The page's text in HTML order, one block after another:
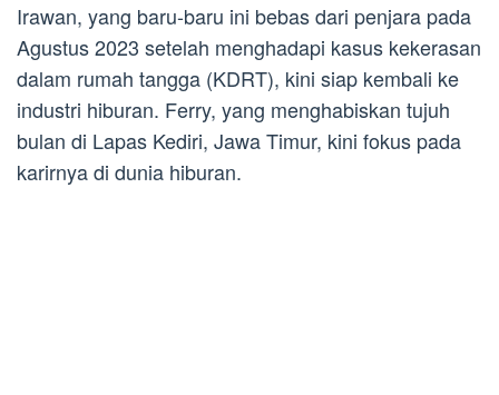
Irawan, yang baru-baru ini bebas dari penjara pada
Agustus 2023 setelah menghadapi kasus kekerasan
dalam rumah tangga (KDRT), kini siap kembali ke
industri hiburan. Ferry, yang menghabiskan tujuh
bulan di Lapas Kediri, Jawa Timur, kini fokus pada
karirnya di dunia hiburan.